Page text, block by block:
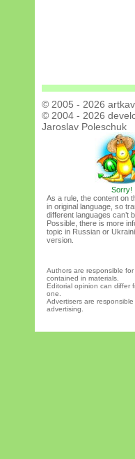
© 2005 - 2026
© 2004 - 2026
Jaroslav Poleschuk
Sorry!
As a rule, the content on
in original language, so
different languages can’t
Possible, there is more
topic in Russian or
version.
Authors are responsible
contained in materials.
Editorial opinion can differ
one.
Advertisers are
advertising.